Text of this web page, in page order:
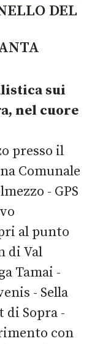
DEL
sui
nel cuore
presso il
Comunale
- GPS
al punto
di Val
Tamai -
- Sella
di Sopra -
con